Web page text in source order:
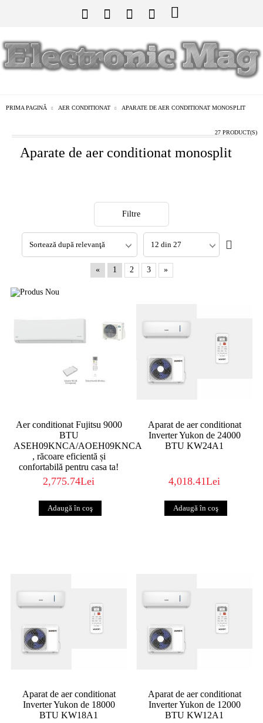
PRIMA PAGINĂ AER CONDITIONAT APARATE DE AER CONDITIONAT MONOSPLIT
27 PRODUCT(S)
Aparate de aer conditionat monosplit
Filtre
« 1 2 3 »
Aer conditionat Fujitsu 9000
BTU
ASEH09KNCA/AOEH09KNCA
, răcoare eficientă și
confortabilă pentru casa ta!
2,775.74Lei
Aparat de aer conditionat
Inverter Yukon de 24000
BTU KW24A1
4,018.41Lei
Aparat de aer conditionat
Inverter Yukon de 18000
BTU KW18A1
Aparat de aer conditionat
Inverter Yukon de 12000
BTU KW12A1